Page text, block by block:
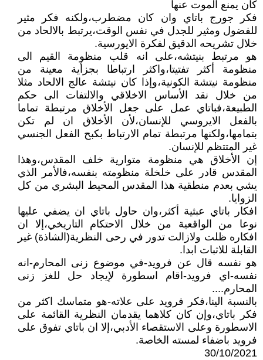
كان يمنع الموت عنها
فكر جورج باتاي وان كان مضطرب،ولكنه فكر مثير
للفضول ومثير للجدل في نفس الوقت،يرتبط بالالحاد من
خلال تشريحه الدقيق لفكرة الايورسية.
هو مرتبط بنيتشه،على انه قلب منظومة القيم الى
منظومة أكثر تفتيتا،واكثر ارتباطا بجزأية معينة من
منظومة نيتشة الكونية،وإذا كان نيتشة عالج الالحاد مثلا
من خلال نقد الأساس الاخلاقي والالتفات الى حكم
الطبيعة،فباتاي عمل على جعل الأخلاق مرتبطة تماما
بالفعل الايروسي للإنسان،لأن الأخلاق ان لم تكن
بتمامها،ولكنها مرتبطة تمام الارتباط بكبح الفعل الجنسي
غير المتتظم للإنسان.
إن الأخلاق هي منظومة متوارية خلف المقدس،وهذا
المقدس قادر على خلخلة منظومته بنفسه،فالأمر الذي
يشي بعدم منطقية هذا المقدس المحيط البشري من كل
الزوايا.
افكار باتاي عبثية أكثر،وان حاول باتاي ان يضفي عليها
نوعا من الواقعية من خلال الاحتكام التاريخي،إلا ان
افكاره ظلت ولازالت تدور في رحى النظرية(الشاذة) غير
القابلة للاثبات ابدا.
هو نفسه قال عن فرويد-في موضوع زنى المحارم-انه
نفسه-اي فرويد-اقام اسطورة لإيجاد حل للغز زنى
المحارم....
بالنسبة الينا،فكر فرويد على علاته-هو متماسك اكثر من
فكر باتاي،وإن كان كلاهما يقدمان النظرية القائمة على
الاسطورة وعلى الاستقصاء الأدبي،إلا ان باتاي تفوق على
فرويد باضفاء لمسته الخاصة.
30/10/2021